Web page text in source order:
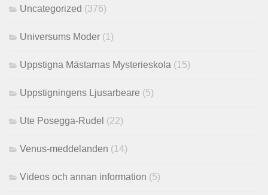
Uncategorized (376)
Universums Moder (1)
Uppstigna Mästarnas Mysterieskola (15)
Uppstigningens Ljusarbeare (5)
Ute Posegga-Rudel (22)
Venus-meddelanden (14)
Videos och annan information (5)